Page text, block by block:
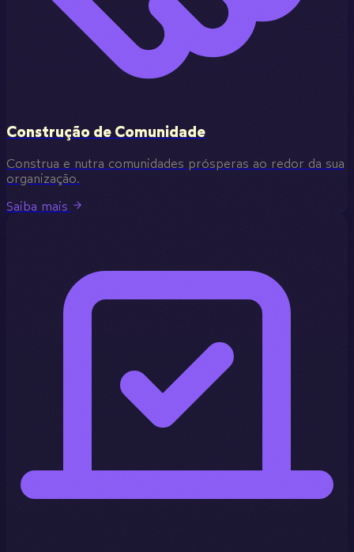
Construção de Comunidade
Construa e nutra comunidades prósperas ao redor da sua
organização.
Saiba mais